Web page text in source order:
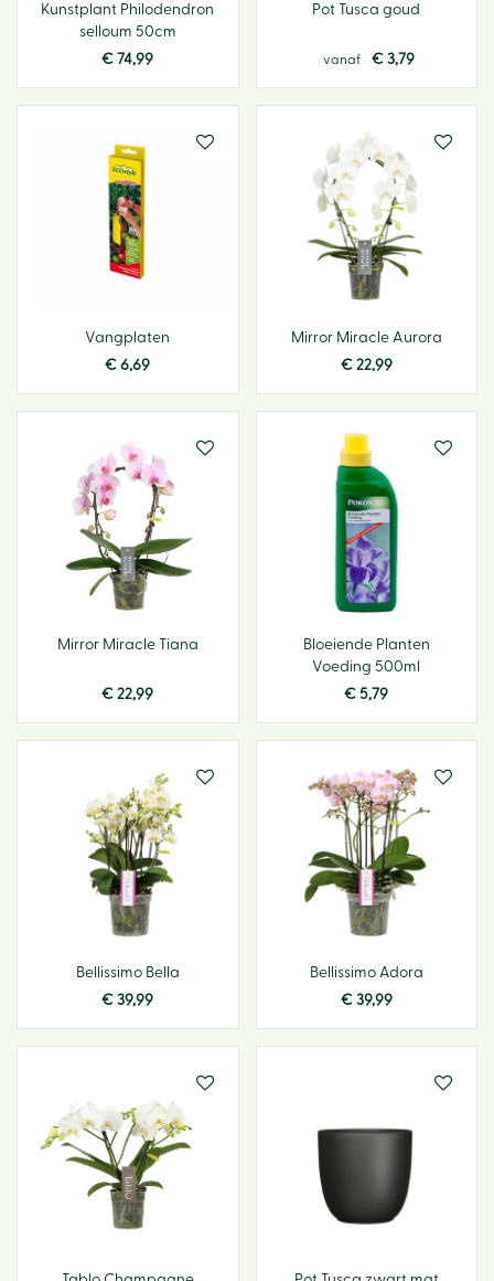
Kunstplant Philodendron
selloum 50cm
€ 74,99
Pot Tusca goud
vanaf € 3,79
Vangplaten
€ 6,69
Mirror Miracle Aurora
€ 22,99
Mirror Miracle Tiana
€ 22,99
Bloeiende Planten
Voeding 500ml
€ 5,79
Bellissimo Bella
€ 39,99
Bellissimo Adora
€ 39,99